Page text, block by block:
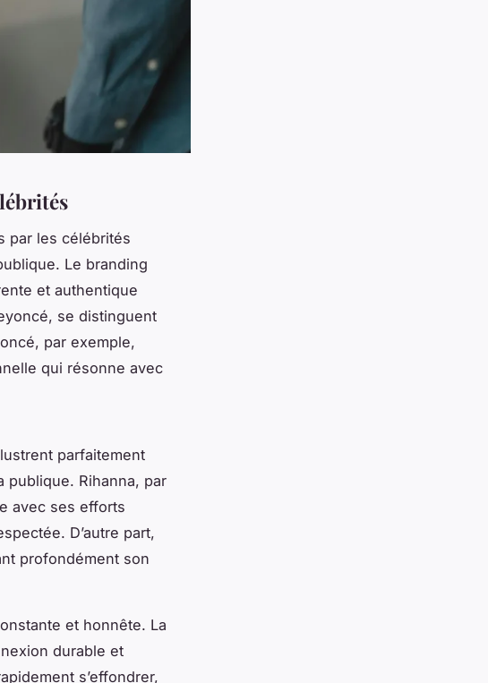
par les célébrités
Le branding
et authentique
se distinguent
par exemple,
qui résonne avec
parfaitement
publique. Rihanna, par
avec ses efforts
D’autre part,
profondément son
et honnête. La
durable et
s’effondrer,